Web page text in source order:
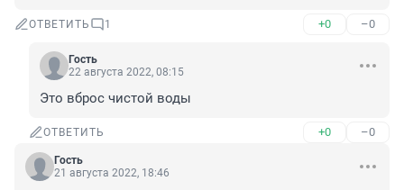
ОТВЕТИТЬ 1 +0 –0
Гость
22 августа 2022, 08:15
Это вброс чистой воды
ОТВЕТИТЬ +0 –0
Гость
21 августа 2022, 18:46